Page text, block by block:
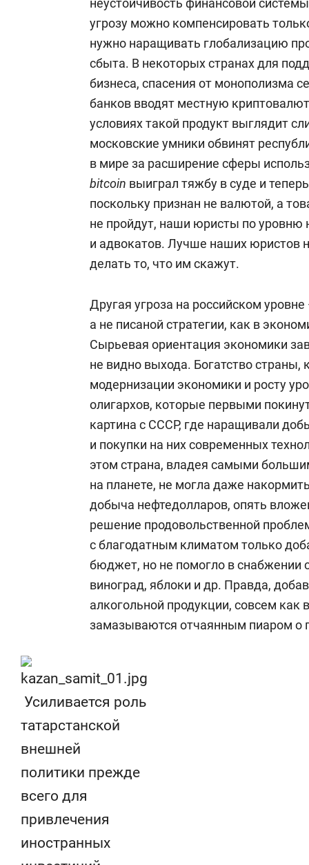
неустойчивость финансовой
угрозу можно компенсировать
нужно наращивать глобализацию
сбыта. В некоторых странах для
бизнеса, спасения от монополизма
банков вводят местную
условиях такой продукт выглядит
московские умники обвинят
в мире за расширение сферы
bitcoin выиграл тяжбу в суде и
поскольку признан не валютой, а
не пройдут, наши юристы по
и адвокатов. Лучше наших юристов
делать то, что им скажут.
Другая угроза на российском
а не писаной стратегии, как в
Сырьевая ориентация экономики
не видно выхода. Богатство
модернизации экономики и росту
олигархов, которые первыми
картина с СССР, где наращивали
и покупки на них современных
этом страна, владея самыми
на планете, не могла даже
добыча нефтедолларов, опять
решение продовольственной
с благодатным климатом только
бюджет, но не помогло в
виноград, яблоки и др. Правда,
алкогольной продукции, совсем
замазываются отчаянным пиаром о
Усиливается роль
татарстанской
внешней
политики прежде
всего для
привлечения
иностранных